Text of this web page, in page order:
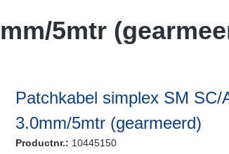
5mtr
Patchkabel simplex SM SC/
3.0mm/5mtr (gearmeerd)
Productnr.: 10445150